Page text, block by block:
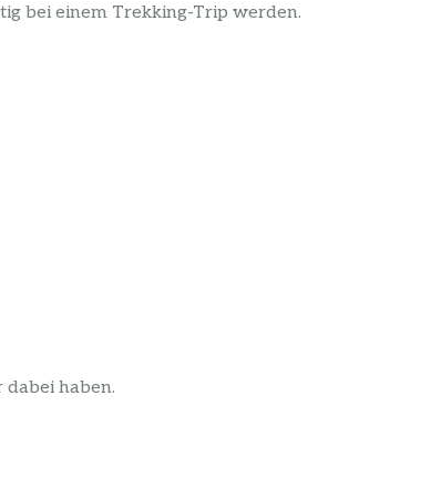
bei einem Trekking-Trip werden.
haben.